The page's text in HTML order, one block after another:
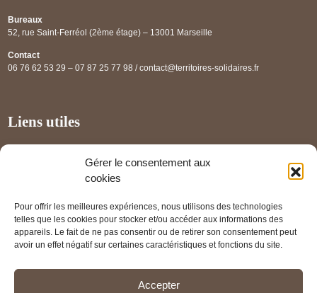
Gérer le consentement aux
cookies
Pour offrir les meilleures expériences, nous utilisons des technologies
telles que les cookies pour stocker et/ou accéder aux informations des
appareils. Le fait de ne pas consentir ou de retirer son consentement peut
avoir un effet négatif sur certaines caractéristiques et fonctions du site.
Accepter
Bureaux
52, rue Saint-Ferréol (2ème étage) – 13001 Marseille
Contact
06 76 62 53 29 – 07 87 25 77 98 / contact@territoires-solidaires.fr
Liens utiles
Mentions légales
PRENDRE RENDEZ-VOUS